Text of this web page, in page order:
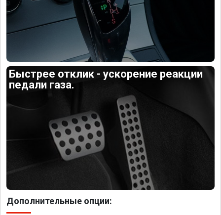
Быстрее отклик - ускорение реакции
педали газа.
Дополнительные опции: